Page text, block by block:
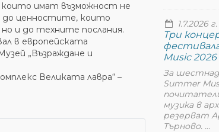
които имат възможност не
до ценностите, които
и до техните послания.
в европейската
„Възраждане и
Великата лавра“ –
1.7.2026 г.
Три
Music 2026
За
Summer
музика в
резерват
Търново. ...